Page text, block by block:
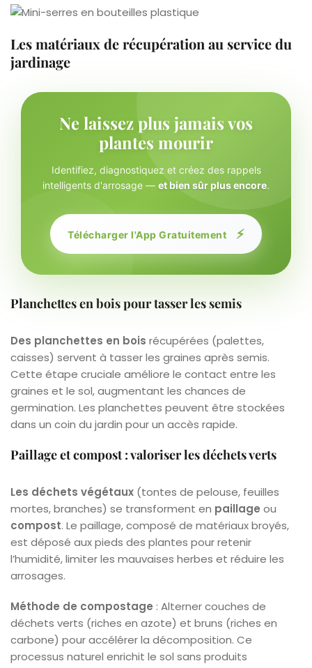
Les matériaux de récupération au service du
jardinage
Ne laissez plus jamais vos
plantes mourir
Identifiez, diagnostiquez et créez des rappels
intelligents d'arrosage — et bien sûr plus encore.
Télécharger l'App Gratuitement ⚡
Planchettes en bois pour tasser les semis
Des planchettes en bois récupérées (palettes,
caisses) servent à tasser les graines après semis.
Cette étape cruciale améliore le contact entre les
graines et le sol, augmentant les chances de
germination. Les planchettes peuvent être stockées
dans un coin du jardin pour un accès rapide.
Paillage et compost : valoriser les déchets verts
Les déchets végétaux (tontes de pelouse, feuilles
mortes, branches) se transforment en paillage ou
compost. Le paillage, composé de matériaux broyés,
est déposé aux pieds des plantes pour retenir
l’humidité, limiter les mauvaises herbes et réduire les
arrosages.
Méthode de compostage : Alterner couches de
déchets verts (riches en azote) et bruns (riches en
carbone) pour accélérer la décomposition. Ce
processus naturel enrichit le sol sans produits